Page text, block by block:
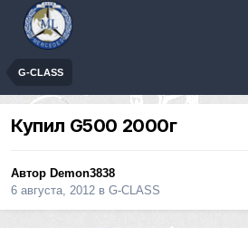
G-CLASS
Купил G500 2000г
Автор Demon3838
6 августа, 2012 в G-CLASS